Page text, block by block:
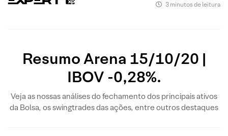
3 minutos de leitura
Resumo Arena 15/10/20 |
IBOV -0,28%.
Veja as nossas análises do fechamento dos principais ativos
da Bolsa, os swingtrades das ações, entre outros destaques